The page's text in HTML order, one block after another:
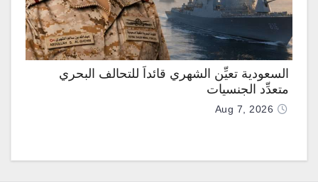
السعودية تعيِّن الشهري قائداً للتحالف البحري
متعدِّد الجنسيات
Aug 7, 2026